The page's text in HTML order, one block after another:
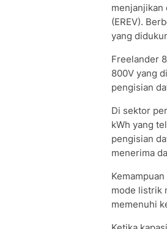
menjanjikan
(EREV).
yang
Freelander
800V yang
pengisian
Di sektor
kWh yang
pengisian
menerima
mode listrik
memenuhi